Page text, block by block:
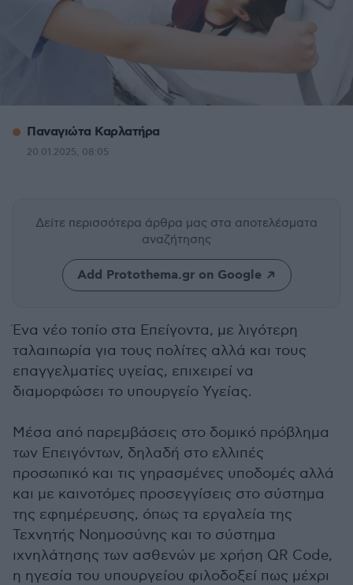
Παναγιώτα Καρλατήρα
20.01.2025, 08:05
Δείτε περισσότερα άρθρα μας στα αποτελέσματα
αναζήτησης
Add Protothema.gr on Google
Ένα νέο τοπίο στα Επείγοντα, με λιγότερη
ταλαιπωρία για τους πολίτες αλλά και τους
επαγγελματίες υγείας, επιχειρεί να
διαμορφώσει το υπουργείο Υγείας.
Μέσα από παρεμβάσεις στο δομικό πρόβλημα
των Επειγόντων, δηλαδή στο ελλιπές
προσωπικό και τις γηρασμένες υποδομές αλλά
και με καινοτόμες προσεγγίσεις στο σύστημα
της εφημέρευσης, όπως τα εργαλεία της
Τεχνητής Νοημοσύνης και το σύστημα
ιχνηλάτησης των ασθενών με χρήση QR Code,
η ηγεσία του υπουργείου φιλοδοξεί πως μέχρι